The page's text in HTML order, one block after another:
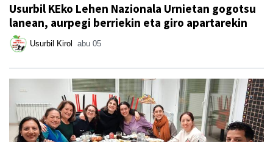
Usurbil KEko Lehen Nazionala Urnietan gogotsu
lanean, aurpegi berriekin eta giro apartarekin
Usurbil Kirol abu 05